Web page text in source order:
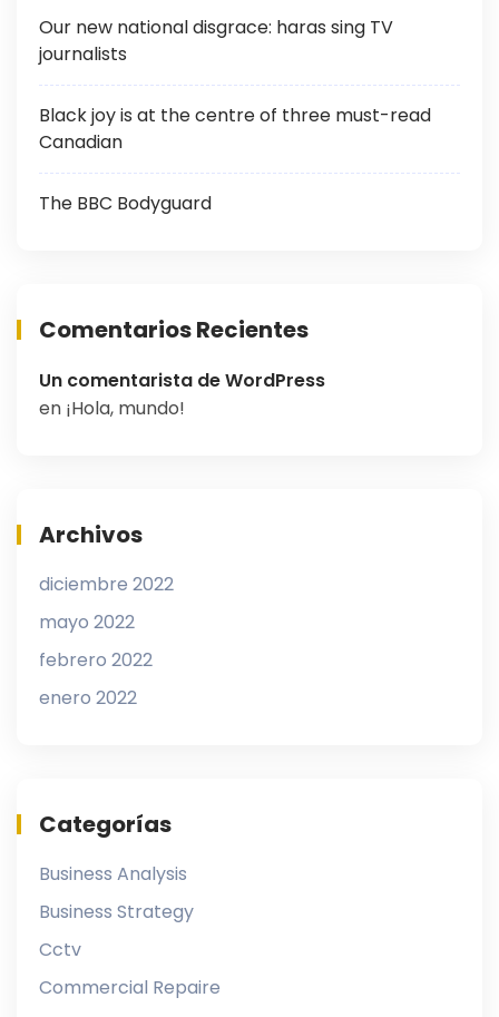
Our new national disgrace: haras sing TV
journalists
Black joy is at the centre of three must-read
Canadian
The BBC Bodyguard
Comentarios Recientes
Un comentarista de WordPress
en ¡Hola, mundo!
Archivos
diciembre 2022
mayo 2022
febrero 2022
enero 2022
Categorías
Business Analysis
Business Strategy
Cctv
Commercial Repaire